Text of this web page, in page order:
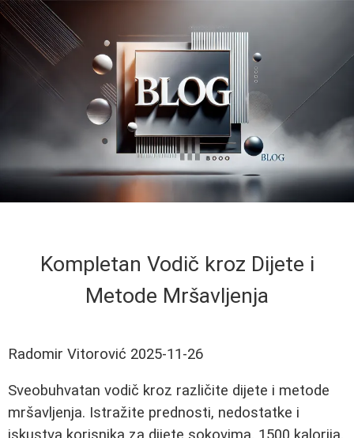
Kompletan Vodič kroz Dijete i
Metode Mršavljenja
Radomir Vitorović 2025-11-26
Sveobuhvatan vodič kroz različite dijete i metode
mršavljenja. Istražite prednosti, nedostatke i